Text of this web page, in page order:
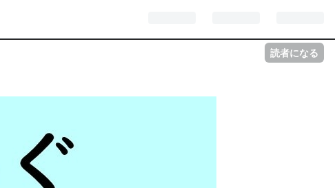
読者になる